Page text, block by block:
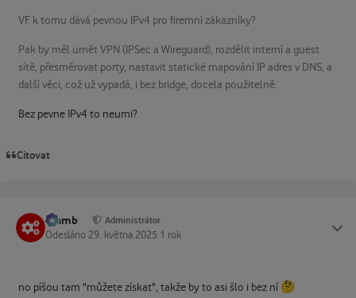
VF k tomu dává pevnou IPv4 pro firemní zákazníky?
Pak by měl umět VPN (IPSec a Wireguard), rozdělit interní a guest
sítě, přesměrovat porty, nastavit statické mapování IP adres v DNS, a
další věci, což už vypadá, i bez bridge, docela použitelně.
Bez pevne IPv4 to neumi?
Citovat
Slamb Administrátor
Odesláno 29. května 2025 1 rok
no píšou tam "můžete získat", takže by to asi šlo i bez ní 🤔